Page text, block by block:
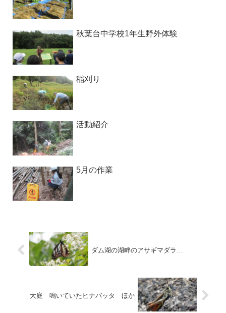
秋葉台中学校1年生野外体験
稲刈り
活動紹介
5月の作業
ダム湖の湖畔のアサギマダラ…
大庭 鳴いていたヒナバッタ ほか